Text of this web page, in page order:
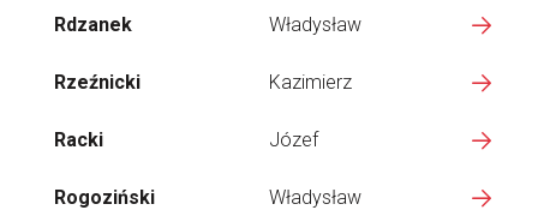
Rdzanek Władysław
Rzeźnicki Kazimierz
Racki Józef
Rogoziński Władysław